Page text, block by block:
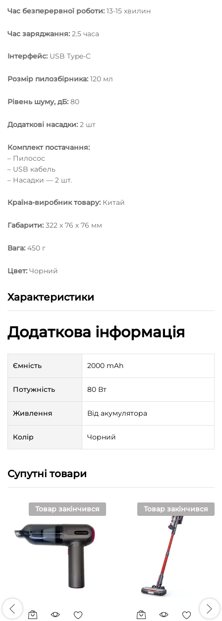
Час безперервної роботи: 13-15 хвилин
Час заряджання: 2.5 часа
Інтерфейс: USB Type-C
Розмір пилозбірника: 120 мл
Рівень шуму, дБ: 80
Додаткові насадки: 2 шт
Комплект постачання:
– Пилосос
– USB кабель
– Насадки — 2 шт.
Країна-виробник товару: Китай
Габарити: 322 х 76 х 76 мм
Вага: 450 г
Цвет: Чорний
Характеристики
Додаткова інформація
Ємність 2000 mAh
Потужність 80 Вт
Живлення Від акумулятора
Колір Чорний
Супутні товари
Товар закінчився Товар закінчився